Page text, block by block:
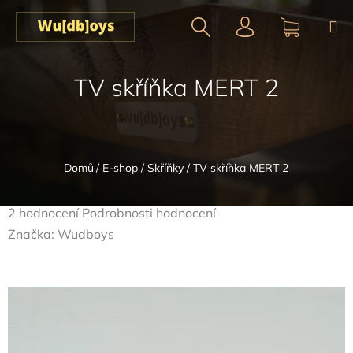
Přejít
obsah
Domů / E-shop / Skříňky / TV skříňka MERT 2
TV skříňka MERT 2
Průměrné
hodnocení
2 hodnocení Podrobnosti hodnocení
Značka: Wudboys